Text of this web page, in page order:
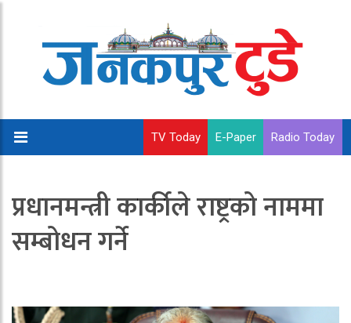
TV Today E-Paper Radio Today
प्रधानमन्त्री कार्कीले राष्ट्रको नाममा
सम्बोधन गर्ने